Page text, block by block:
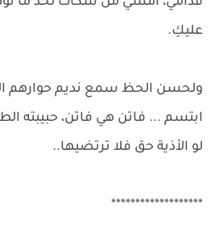
عليكِ.
ولحسن الحظ سمع نديم حوارهم
ابتسم ... فاتن هي فاتن، حبيبته
لو الأذية حق فلا ترتضيها..
*******************